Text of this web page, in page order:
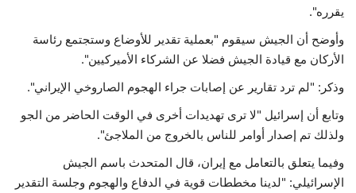
يقرره".
وأوضح أن الجيش سيقوم "بعملية تقدير للأوضاع وستجتمع رئاسة
الأركان مع قيادة الجيش فضلا عن الشركاء الأميركيين".
وذكر: "لم ترد تقارير عن إصابات جراء الهجوم الصاروخي الإيراني".
وتابع أن إسرائيل "لا ترى تهديدات أخرى في الوقت الحاضر من الجو
ولذلك تم إصدار أوامر للناس بالخروج من الملاجئ".
وفيما يتعلق بالتعامل مع إيران، قال المتحدث باسم الجيش
الإسرائيلي: "لدينا مخططات قوية في الدفاع والهجوم وجلسة التقدير